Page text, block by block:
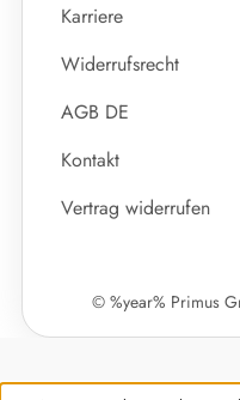
Karriere
Widerrufsrecht
AGB DE
Kontakt
Vertrag widerrufen
© %year% Primus